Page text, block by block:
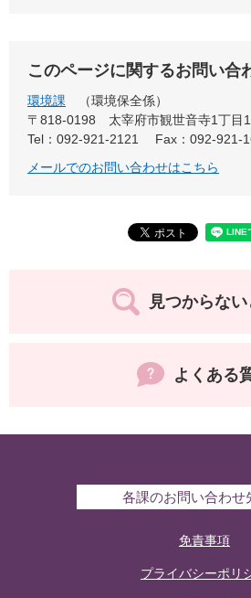
このページに関するお問い合
環境課
環境保全係
〒818-0198
太宰府市観世音寺1丁目
Tel：092-921-2121
Fax：092-921-
メールでのお問い合わせはこちら
見つからな
よくある
各課のお問い合わせ
免責事項
プライバシーポリ